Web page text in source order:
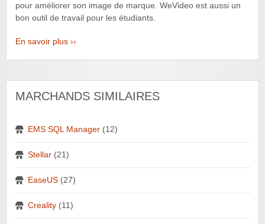
pour améliorer son image de marque. WeVideo est aussi un
bon outil de travail pour les étudiants.
En savoir plus ››
MARCHANDS SIMILAIRES
EMS SQL Manager (12)
Stellar (21)
EaseUS (27)
Creality (11)